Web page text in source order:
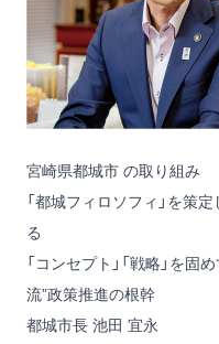
宮崎県都城市 の取り組み
「都城フィロソフィ」を策
る
「コンセプト」「戦略」を固
流”政策推進の根幹
都城市長 池田 宜永